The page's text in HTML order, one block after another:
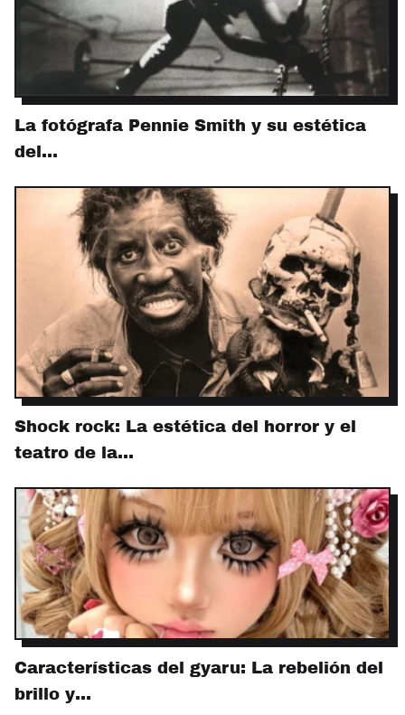
La fotógrafa Pennie Smith y su estética
del…
Shock rock: La estética del horror y el
teatro de la…
Características del gyaru: La rebelión del
brillo y…